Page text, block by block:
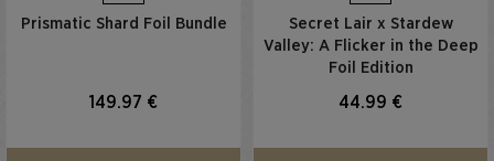
Prismatic Shard Foil Bundle
149.97 €
Secret Lair x Stardew
Valley: A Flicker in the Deep
Foil Edition
44.99 €